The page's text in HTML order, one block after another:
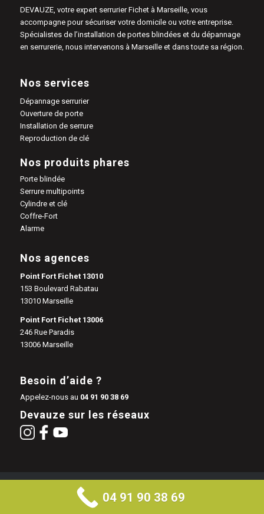
DEVAUZE, votre expert serrurier Fichet à Marseille, vous
accompagne pour sécuriser votre domicile ou votre entreprise.
Spécialistes de l’installation de portes blindées et du dépannage
en serrurerie, nous intervenons à Marseille et dans toute sa région.
Nos services
Dépannage serrurier
Ouverture de porte
Installation de serrure
Reproduction de clé
Nos produits phares
Porte blindée
Serrure multipoints
Cylindre et clé
Coffre-Fort
Alarme
Nos agences
Point Fort Fichet 13010
153 Boulevard Rabatau
13010 Marseille
Point Fort Fichet 13006
246 Rue Paradis
13006 Marseille
Besoin d’aide ?
Appelez-nous au 04 91 90 38 69
Devauze sur les réseaux
DEVAUZE - Point Fort Fichet Marseille | 153 Boulevard Rabatau 13010
Mentions légales|Politique de confidentialité
04 91 90 38 69